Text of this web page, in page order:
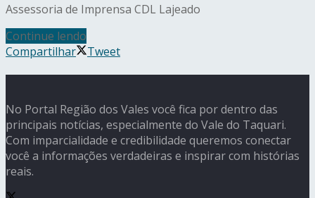
Assessoria de Imprensa CDL Lajeado
Continue lendo
Compartilhar
Tweet
No Portal Região dos Vales você fica por dentro das
principais notícias, especialmente do Vale do Taquari.
Com imparcialidade e credibilidade queremos conectar
você a informações verdadeiras e inspirar com histórias
reais.